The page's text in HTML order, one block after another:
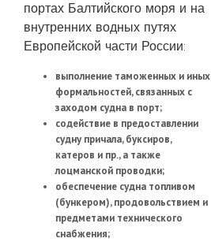
портах Балтийского моря и на
внутренних водных путях
Европейской части России:
выполнение таможенных и иных
формальностей, связанных с
заходом судна в порт;
содействие в предоставлении
судну причала, буксиров,
катеров и пр., а также
лоцманской проводки;
обеспечение судна топливом
(бункером), продовольствием и
предметами технического
снабжения;